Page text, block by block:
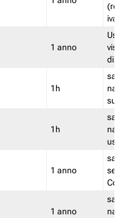
iva/
1 anno
1h
salva
su
1h
salva
1 anno
salva
Convy
1 anno
salva